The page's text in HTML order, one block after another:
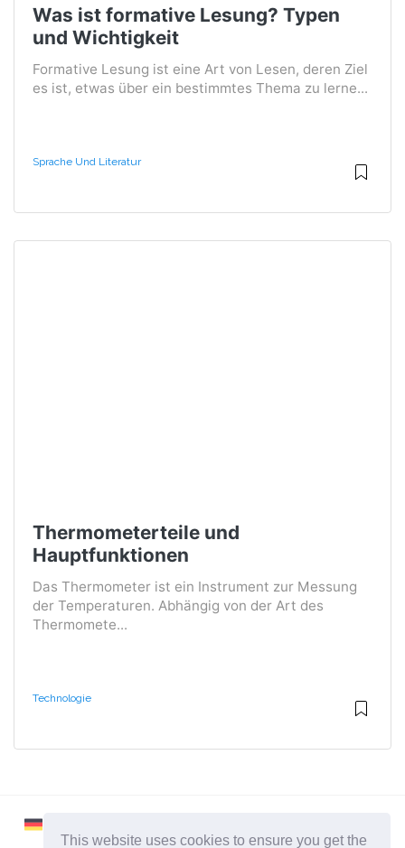
This website uses cookies to ensure you get the
Was ist formative Lesung? Typen
und Wichtigkeit
Formative Lesung ist eine Art von Lesen, deren Ziel
es ist, etwas über ein bestimmtes Thema zu lerne...
Sprache Und Literatur
Thermometerteile und
Hauptfunktionen
Das Thermometer ist ein Instrument zur Messung
der Temperaturen. Abhängig von der Art des
Thermomete...
Technologie